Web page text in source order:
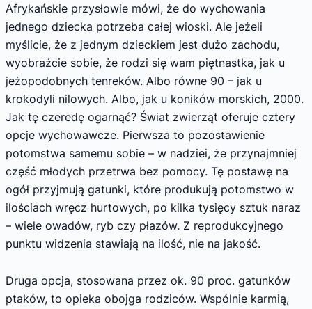
Afrykańskie przysłowie mówi, że do wychowania
jednego dziecka potrzeba całej wioski. Ale jeżeli
myślicie, że z jednym dzieckiem jest dużo zachodu,
wyobraźcie sobie, że rodzi się wam piętnastka, jak u
jeżopodobnych tenreków. Albo równe 90 – jak u
krokodyli nilowych. Albo, jak u koników morskich, 2000.
Jak tę czeredę ogarnąć? Świat zwierząt oferuje cztery
opcje wychowawcze. Pierwsza to pozostawienie
potomstwa samemu sobie – w nadziei, że przynajmniej
część młodych przetrwa bez pomocy. Tę postawę na
ogół przyjmują gatunki, które produkują potomstwo w
ilościach wręcz hurtowych, po kilka tysięcy sztuk naraz
– wiele owadów, ryb czy płazów. Z reprodukcyjnego
punktu widzenia stawiają na ilość, nie na jakość.
Druga opcja, stosowana przez ok. 90 proc. gatunków
ptaków, to opieka obojga rodziców. Wspólnie karmią,